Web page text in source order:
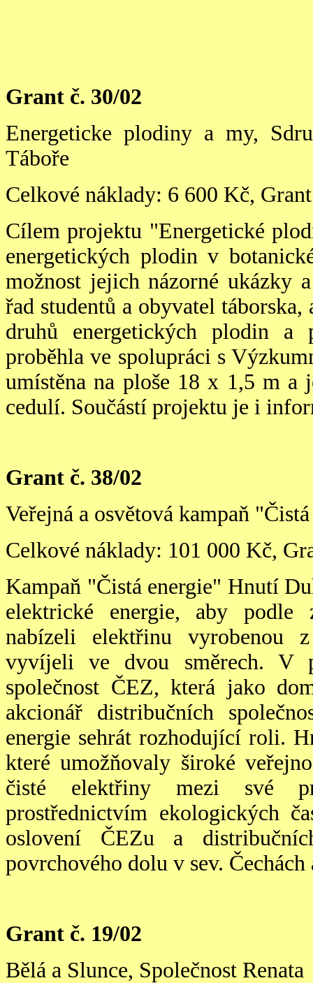
Grant č. 30/02
Energeticke plodiny a my,
Táboře
Celkové náklady: 6 600 Kč,
Cílem projektu "Energetické
energetických plodin v
možnost jejich názorné ukázky
řad studentů a obyvatel
druhů energetických plodin a
proběhla ve spolupráci s
umístěna na ploše 18 x 1,5 m a
cedulí. Součástí projektu je i
Grant č. 38/02
Veřejná a osvětová kampaň
Celkové náklady: 101 000 Kč,
Kampaň "Čistá energie" Hnutí
elektrické energie, aby podle
nabízeli elektřinu vyrobenou
vyvíjeli ve dvou směrech. V
společnost ČEZ, která jako
akcionář distribučních
energie sehrát rozhodující roli.
které umožňovaly široké
čisté elektřiny mezi své
prostřednictvím ekologických
oslovení ČEZu a
povrchového dolu v sev.
Grant č. 19/02
Bělá a Slunce, Společnost Renata